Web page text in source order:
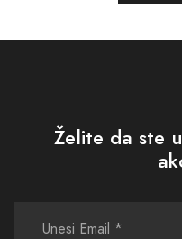
Želite da ste